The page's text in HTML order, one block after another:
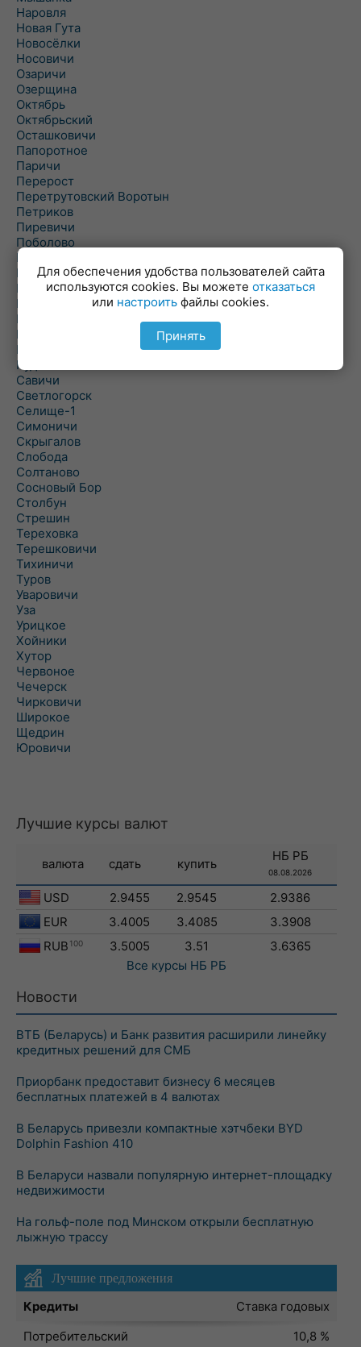
Наровля
Новая Гута
Новосёлки
Носовичи
Озаричи
Озерщина
Октябрь
Октябрьский
Осташковичи
Папоротное
Паричи
Перерост
Перетрутовский Воротын
Петриков
Пиревичи
Поболово
Поколюбичи
Полесье
Птичь
Речица
Ровенская Слобода
Рогачев
Рогинь
Рудня
Савичи
Светлогорск
Селище-1
Симоничи
Скрыгалов
Слобода
Солтаново
Сосновый Бор
Столбун
Стрешин
Тереховка
Терешковичи
Тихиничи
Туров
Уваровичи
Уза
Урицкое
Хойники
Хутор
Червоное
Чечерск
Чирковичи
Широкое
Щедрин
Юровичи
Лучшие курсы валют
валюта сдать купить
НБ РБ
08.08.2026
USD 2.9455 2.9545
2.9386
EUR
3.4005 3.4085
3.3908
RUB 100 3.5005 3.51
3.6365
Все курсы НБ РБ
Новости
ВТБ (Беларусь) и Банк развития расширили линейку
кредитных решений для СМБ
Приорбанк предоставит бизнесу 6 месяцев
бесплатных платежей в 4 валютах
В Беларусь привезли компактные хэтчбеки BYD
Dolphin Fashion 410
В Беларуси назвали популярную интернет-площадку
недвижимости
На гольф-поле под Минском открыли бесплатную
лыжную трассу
Лучшие предложения
Кредиты
Ставка годовых
Потребительский
10,8 %
Для обеспечения удобства пользователей сайта
используются cookies. Вы можете отказаться
или настроить файлы cookies.
Принять